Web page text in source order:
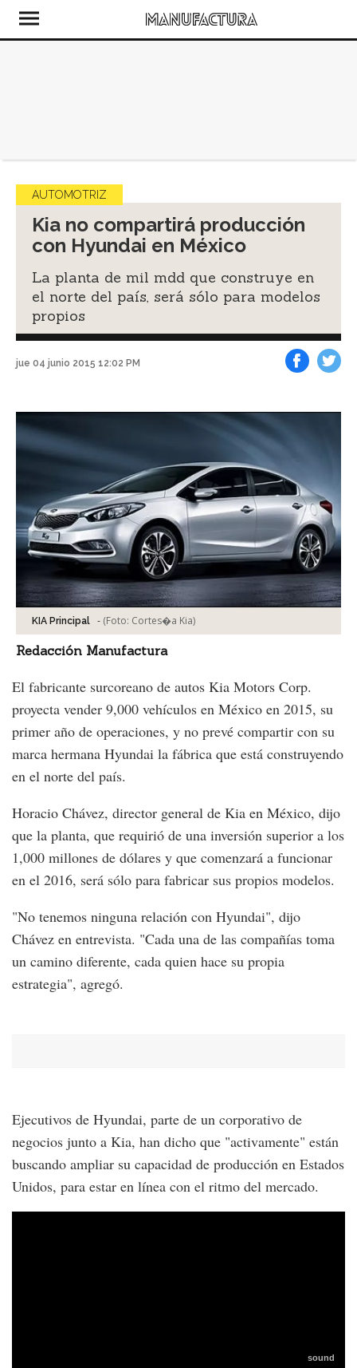
AUTOMOTRIZ
Kia no compartirá producción
con Hyundai en México
La planta de mil mdd que construye en
el norte del país, será sólo para modelos
propios
jue 04 junio 2015 12:02 PM
KIA Principal - (Foto: Cortes�a Kia)
Redacción Manufactura
El fabricante surcoreano de autos Kia Motors Corp.
proyecta vender 9,000 vehículos en México en 2015, su
primer año de operaciones, y no prevé compartir con su
marca hermana Hyundai la fábrica que está construyendo
en el norte del país.
Horacio Chávez, director general de Kia en México, dijo
que la planta, que requirió de una inversión superior a los
1,000 millones de dólares y que comenzará a funcionar
en el 2016, será sólo para fabricar sus propios modelos.
"No tenemos ninguna relación con Hyundai", dijo
Chávez en entrevista. "Cada una de las compañías toma
un camino diferente, cada quien hace su propia
estrategia", agregó.
Ejecutivos de Hyundai, parte de un corporativo de
negocios junto a Kia, han dicho que "activamente" están
buscando ampliar su capacidad de producción en Estados
Unidos, para estar en línea con el ritmo del mercado.